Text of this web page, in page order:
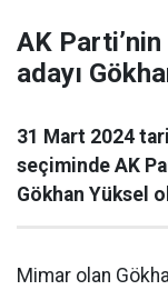
AK
adayı
31 Mart 2024
seçiminde AK
Gökhan Yüksel
Mimar olan